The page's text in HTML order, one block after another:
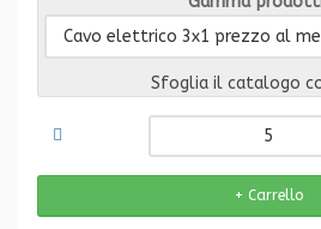
Sfoglia il catalogo